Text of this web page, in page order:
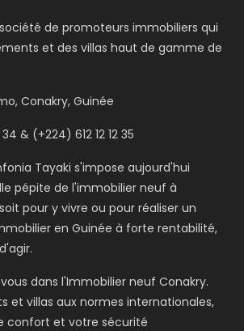
de promoteurs immobiliers qui
et des villas haut de gamme de
Conakry, Guinée
& (+224) 612 12 12 35
Tayaki s'impose aujourd'hui
pépite de l'immobilier neuf à
pour y vivre ou pour réaliser un
en Guinée à forte rentabilité,
dans l'Immobilier neuf Conakry.
et villas aux normes internationales,
confort et votre sécurité